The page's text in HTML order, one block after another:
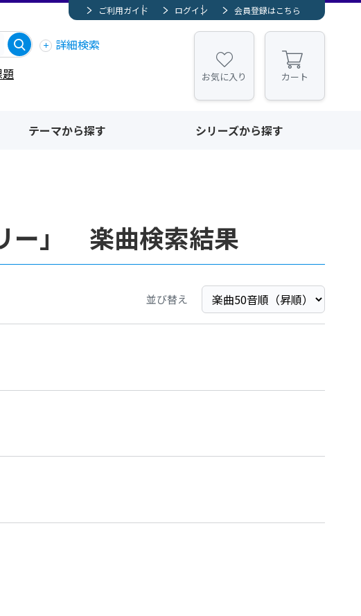
ご利用ガイド ログイン 会員登録はこちら
詳細検索
お気に入り カート
テーマから探す シリーズから探す
ー」 楽曲検索結果
並び替え